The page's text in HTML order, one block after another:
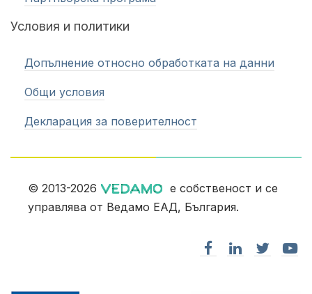
Условия и политики
Допълнение относно обработката на данни
Общи условия
Декларация за поверителност
© 2013-2026
е собственост и се
управлява от Ведамо ЕАД, България.